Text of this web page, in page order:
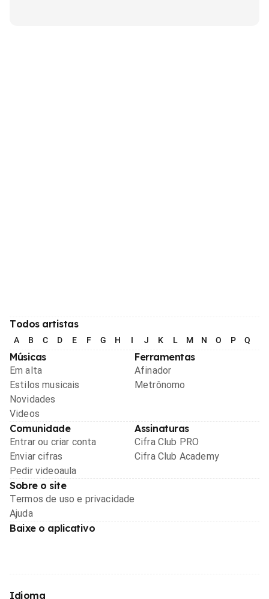
Todos artistas
A B C D E F G H I J K L M N O P Q
Músicas
Em alta
Estilos musicais
Novidades
Videos
Ferramentas
Afinador
Metrônomo
Comunidade
Entrar ou criar conta
Enviar cifras
Pedir videoaula
Assinaturas
Cifra Club PRO
Cifra Club Academy
Sobre o site
Termos de uso e privacidade
Ajuda
Baixe o aplicativo
Idioma